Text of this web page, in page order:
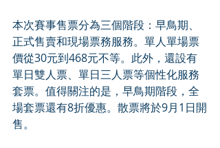
本次賽事售票分為三個階段：早鳥期、
正式售賣和現場票務服務。單人單場票
價從30元到468元不等。此外，還設有
單日雙人票、單日三人票等個性化服務
套票。值得關注的是，早鳥期階段，全
場套票還有8折優惠。散票將於9月1日開
售。